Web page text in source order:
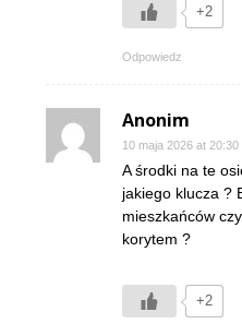
+2
Odpowiedz
Anonim
10 maja 2026 at 20:30
A środki na te
jakiego klucza ?
mieszkańców
korytem ?
+2